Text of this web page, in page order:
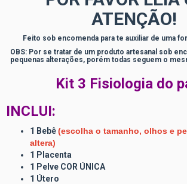
ATENÇÃO!
Feito sob encomenda para te auxiliar de uma
OBS: Por se tratar de um produto artesanal sob
pequenas alterações, porém todas seguem o
Kit 3 Fisiologia do
INCLUI:
1 Bebê(escolha o tamanho, olhos e
altera)
1 Placenta
1 Pelve COR ÚNICA
1 Útero